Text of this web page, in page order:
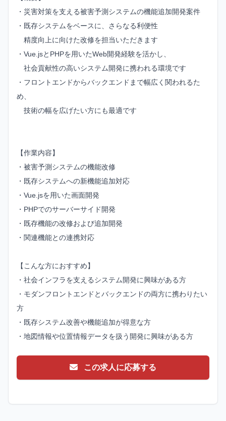
・災害対策を支える被害予測システムの機能追加開発案件
・既存システムをベースに、さらなる利便性
精度向上に向けた改修を担当いただきます
・Vue.jsとPHPを用いたWeb開発経験を活かし、
社会貢献性の高いシステム開発に携われる環境です
・フロントエンドからバックエンドまで幅広く関われるた
め、
技術の幅を広げたい方にも最適です
【作業内容】
・被害予測システムの機能改修
・既存システムへの新機能追加対応
・Vue.jsを用いた画面開発
・PHPでのサーバーサイド開発
・既存機能の改修および追加開発
・関連機能との連携対応
【こんな方におすすめ】
・社会インフラを支えるシステム開発に興味がある方
・モダンフロントエンドとバックエンドの両方に携わりたい
方
・既存システム改善や機能追加が得意な方
・地図情報や位置情報データを扱う開発に興味がある方
この求人に応募する